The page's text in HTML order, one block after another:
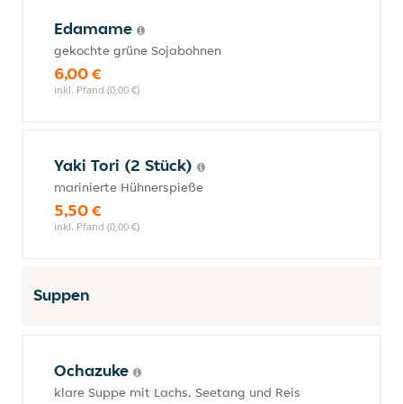
Edamame
gekochte grüne Sojabohnen
6,00 €
inkl. Pfand (0,00 €)
Yaki Tori (2 Stück)
marinierte Hühnerspieße
5,50 €
inkl. Pfand (0,00 €)
Suppen
Ochazuke
klare Suppe mit Lachs, Seetang und Reis